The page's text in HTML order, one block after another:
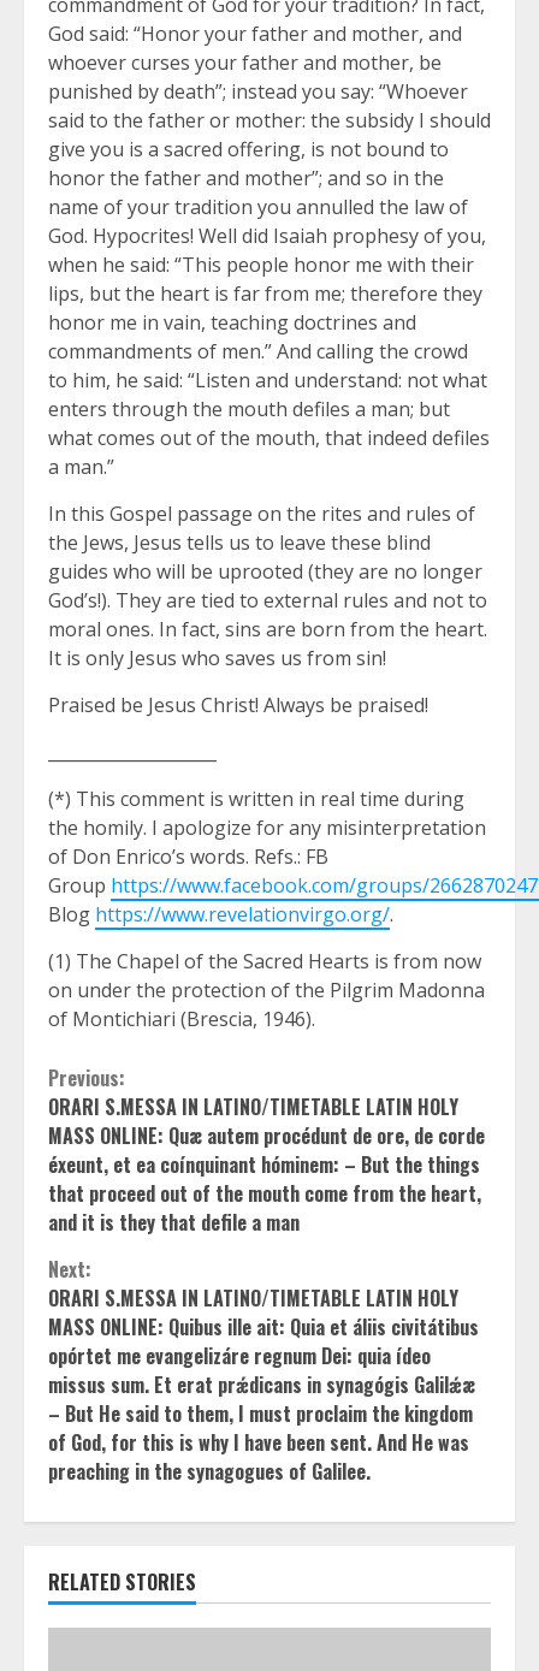
God said: “Honor your father and mother, and
whoever curses your father and mother, be
punished by death”; instead you say: “Whoever
said to the father or mother: the subsidy I should
give you is a sacred offering, is not bound to
honor the father and mother”; and so in the
name of your tradition you annulled the law of
God. Hypocrites! Well did Isaiah prophesy of you,
when he said: “This people honor me with their
lips, but the heart is far from me; therefore they
honor me in vain, teaching doctrines and
commandments of men.” And calling the crowd
to him, he said: “Listen and understand: not what
enters through the mouth defiles a man; but
what comes out of the mouth, that indeed defiles
a man.”
In this Gospel passage on the rites and rules of
the Jews, Jesus tells us to leave these blind
guides who will be uprooted (they are no longer
God’s!). They are tied to external rules and not to
moral ones. In fact, sins are born from the heart.
It is only Jesus who saves us from sin!
Praised be Jesus Christ! Always be praised!
(*) This comment is written in real time during
the homily. I apologize for any misinterpretation
of Don Enrico’s words. Refs.: FB
Group https://www.facebook.com/groups/
Blog https://www.revelationvirgo.org/.
(1) The Chapel of the Sacred Hearts is from now
on under the protection of the Pilgrim Madonna
of Montichiari (Brescia, 1946).
Continue
Reading
Previous:
ORARI S.MESSA IN LATINO/TIMETABLE LATIN HOLY
MASS ONLINE: Quæ autem procédunt de ore, de corde
éxeunt, et ea coínquinant hóminem: – But the things
that proceed out of the mouth come from the heart,
and it is they that defile a man
Next:
ORARI S.MESSA IN LATINO/TIMETABLE LATIN HOLY
MASS ONLINE: Quibus ille ait: Quia et áliis civitátibus
opórtet me evangelizáre regnum Dei: quia ídeo
missus sum. Et erat prǽdicans in synagógis Galilǽæ
– But He said to them, I must proclaim the kingdom
of God, for this is why I have been sent. And He was
preaching in the synagogues of Galilee.
RELATED STORIES